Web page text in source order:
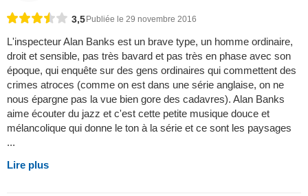
3,5 Publiée le 29 novembre 2016
L'inspecteur Alan Banks est un brave type, un homme ordinaire,
droit et sensible, pas très bavard et pas très en phase avec son
époque, qui enquête sur des gens ordinaires qui commettent des
crimes atroces (comme on est dans une série anglaise, on ne
nous épargne pas la vue bien gore des cadavres). Alan Banks
aime écouter du jazz et c'est cette petite musique douce et
mélancolique qui donne le ton à la série et ce sont les paysages
...
Lire plus